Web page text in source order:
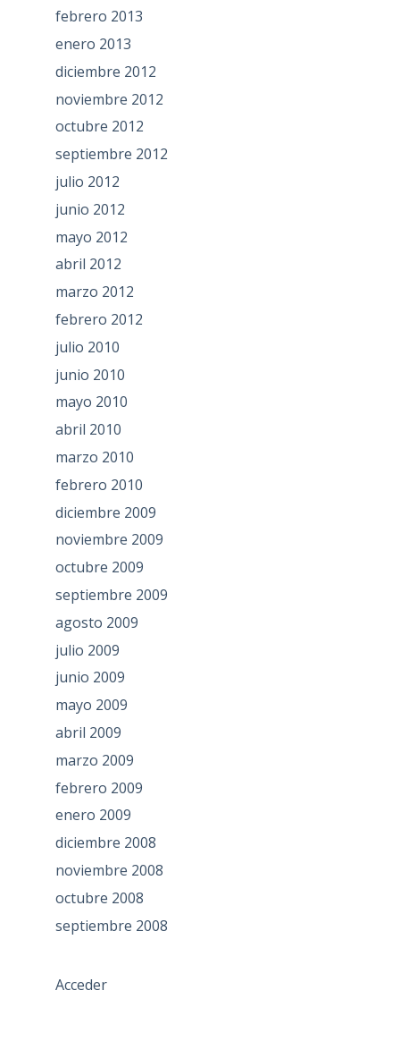
febrero 2013
enero 2013
diciembre 2012
noviembre 2012
octubre 2012
septiembre 2012
julio 2012
junio 2012
mayo 2012
abril 2012
marzo 2012
febrero 2012
julio 2010
junio 2010
mayo 2010
abril 2010
marzo 2010
febrero 2010
diciembre 2009
noviembre 2009
octubre 2009
septiembre 2009
agosto 2009
julio 2009
junio 2009
mayo 2009
abril 2009
marzo 2009
febrero 2009
enero 2009
diciembre 2008
noviembre 2008
octubre 2008
septiembre 2008
Acceder